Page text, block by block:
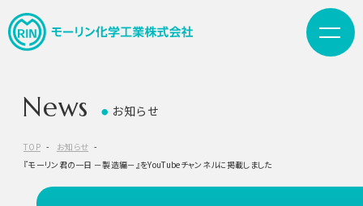
News ● お知らせ
TOP
お知らせ
『モーリン君の一日 －製造編－』をYouTubeチャンネルに掲載しました